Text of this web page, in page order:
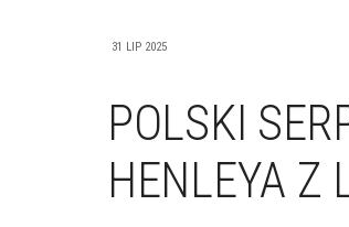
31 LIP 2025
POLSKI
HENLEYA Z